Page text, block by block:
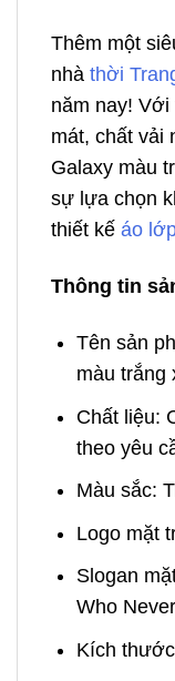
Thêm một
nhà thời
năm nay! Với
mát, chất vải
Galaxy màu
sự lựa chọn
thiết kế áo
Thông tin
Tên sản
màu trắng
Chất liệu:
theo yêu
Màu sắc:
Logo mặt
Slogan
Who
Kích